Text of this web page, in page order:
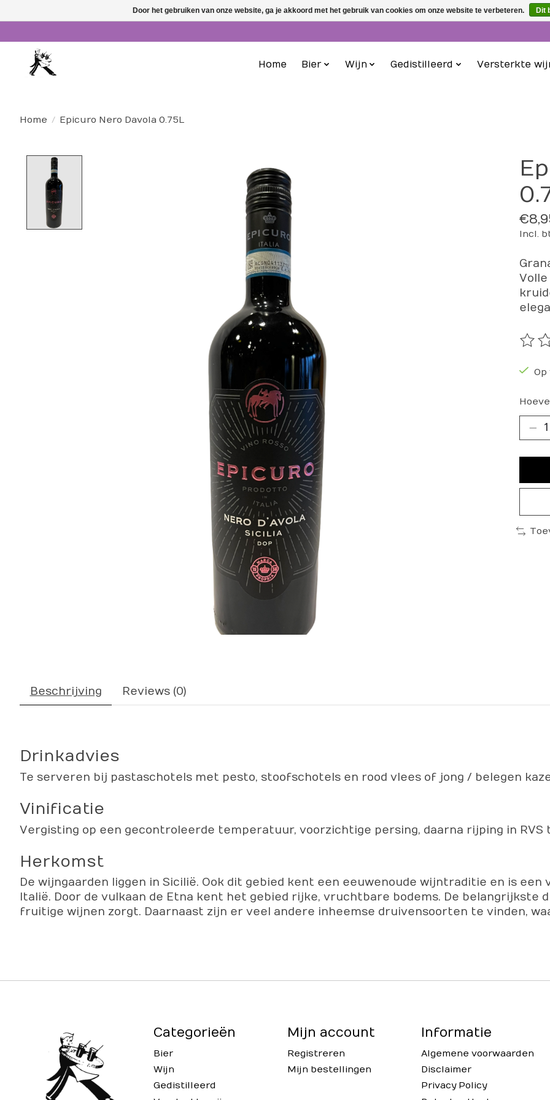
Home Bier Wijn Gedistilleerd Versterkte
Home / Epicuro Nero Davola 0.75L
Incl.
De
Op
Beschrijving Reviews (0)
Drinkadvies
Te serveren bij pastaschotels met pesto, stoofschotels en rood vlees of jong / belegen
Vinificatie
Vergisting op een gecontroleerde temperatuur, voorzichtige persing, daarna rijping in RVS
Herkomst
De wijngaarden liggen in Sicilië. Ook dit gebied kent een eeuwenoude wijntraditie en is
Italië. Door de vulkaan de Etna kent het gebied rijke, vruchtbare bodems. De belangrijkste
fruitige wijnen zorgt. Daarnaast zijn er veel andere inheemse druivensoorten te vinden,
Categorieën
Bier
Wijn
Gedistilleerd
Mijn account
Registreren
Mijn bestellingen
Informatie
Algemene voorwaarden
Disclaimer
Privacy Policy
Door het gebruiken van onze website, ga je akkoord met het gebruik van cookies om onze website te verbeteren. Dit